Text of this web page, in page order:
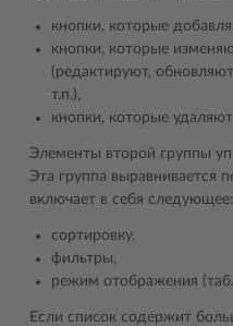
кнопки, которые
кнопки, которые
(редактируют,
т.п.),
кнопки, которые
Элементы второй группы
Эта группа выравнивается
включает в себя следующее:
сортировку,
фильтры,
режим отображения
Если список содержит